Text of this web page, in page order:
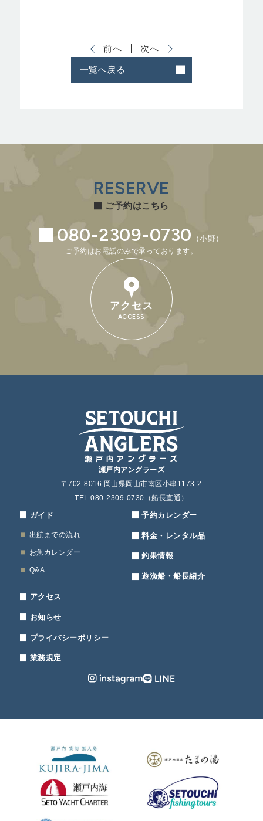
一覧へ戻る
前へ 次へ
RESERVE
ご予約はこちら
080-2309-0730 （小野）
ご予約はお電話のみで承っております。
アクセス
ACCESS
瀬戸内アングラーズ
〒702-8016 岡山県岡山市南区小串1173-2
TEL 080-2309-0730（船長直通）
ガイド
出航までの流れ
お魚カレンダー
Q&A
予約カレンダー
料金・レンタル品
釣果情報
遊漁船・船長紹介
アクセス
お知らせ
プライバシーポリシー
業務規定